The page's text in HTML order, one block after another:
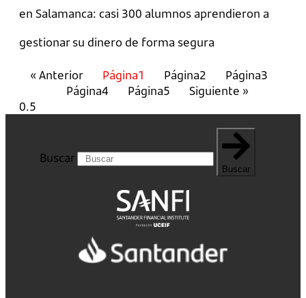
en Salamanca: casi 300 alumnos aprendieron a
gestionar su dinero de forma segura
« Anterior Página1 Página2 Página3
Página4 Página5 Siguiente »
Buscar
Buscar